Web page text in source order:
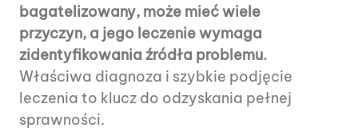
bagatelizowany, może mieć wiele
przyczyn, a jego leczenie wymaga
zidentyfikowania źródła problemu.
Właściwa diagnoza i szybkie podjęcie
leczenia to klucz do odzyskania pełnej
sprawności.